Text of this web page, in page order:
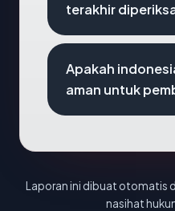
terakhir
Apakah
aman untuk
Laporan ini dibuat otomatis
nasihat